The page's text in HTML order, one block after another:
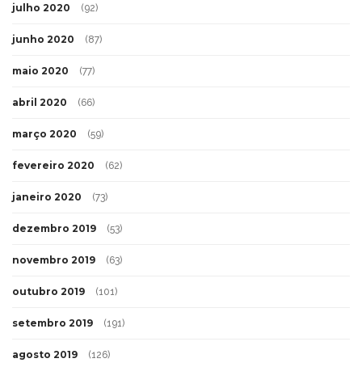
julho 2020 (92)
junho 2020 (87)
maio 2020 (77)
abril 2020 (66)
março 2020 (59)
fevereiro 2020 (62)
janeiro 2020 (73)
dezembro 2019 (53)
novembro 2019 (63)
outubro 2019 (101)
setembro 2019 (191)
agosto 2019 (126)